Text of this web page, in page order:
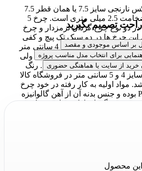
چرخ گردان پیچی لوکس نارنجی سایز 7.5 یا همان قطر 7.5
سانتی متری دارای ضخامت 2.5 میلی متری است. چرخ 5
دو نوع چرخ گردان ترمزدار و چرخ
این چرخ ها در دو سبک تک پیچ و کفی
دار موجود است. چرخ های لوکس نارنجی سایز 4 سانتی متر
دارای پایه و بدنه مشکی رنگ است ولی
در پایه ها سفید رنگ موجود است. رنگ
قرمز این چرخ ها در سایز 4 و 5 سانتی متر در فروشگاه کالا
مواد اولیه به کار رفته در خود چرخ
از پلاستیک فشرده P.P بوده و جنس بدنه آن از آهن گالوانیزه
پیچی گردان لوکس نارنجی پایه
7.5 سانتی متر
تصمیم بگیرید
بر اساس موجودی و مقصد
برای انتخاب مدل مناسب پروژه
خرید از سایت یا هماهنگی حضوری
این محصول